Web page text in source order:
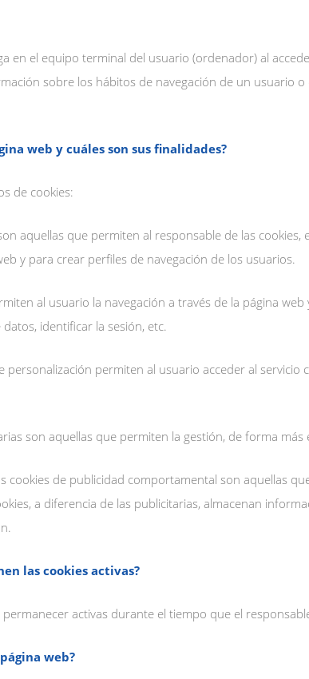
en el equipo terminal del usuario (ordenador) al
sobre los hábitos de navegación de un usuario
web y cuáles son sus finalidades?
de cookies:
aquellas que permiten al responsable de las
y para crear perfiles de navegación de los usuarios.
al usuario la navegación a través de la página
identificar la sesión, etc.
personalización permiten al usuario acceder al
son aquellas que permiten la gestión, de forma
cookies de publicidad comportamental son aquellas
a diferencia de las publicitarias, almacenan
las cookies activas?
activas durante el tiempo que el
web?